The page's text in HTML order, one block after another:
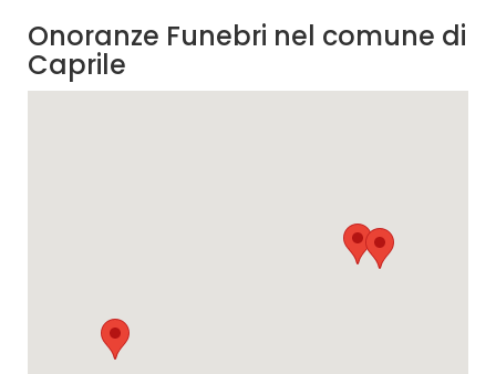
Onoranze Funebri nel comune di
Caprile